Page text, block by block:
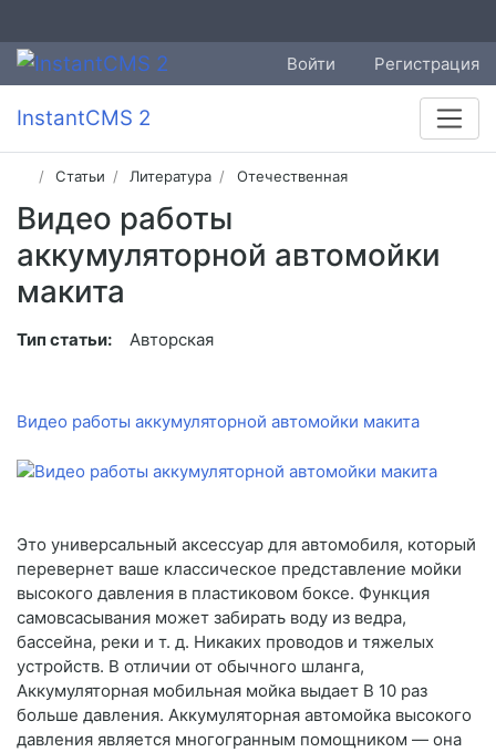
Войти Регистрация
InstantCMS 2
Статьи Литература Отечественная
Видео работы
аккумуляторной автомойки
макита
Тип статьи: Авторская
Видео работы аккумуляторной автомойки макита
Это универсальный аксессуар для автомобиля, который
перевернет ваше классическое представление мойки
высокого давления в пластиковом боксе. Функция
самовсасывания может забирать воду из ведра,
бассейна, реки и т. д. Никаких проводов и тяжелых
устройств. В отличии от обычного шланга,
Аккумуляторная мобильная мойка выдает В 10 раз
больше давления. Аккумуляторная автомойка высокого
давления является многогранным помощником — она